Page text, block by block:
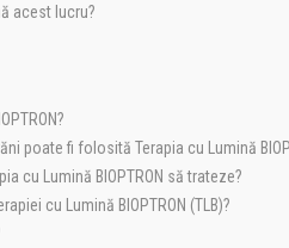
acest lucru?
poate fi folosită Terapia cu Lumină
cu Lumină BIOPTRON să trateze?
cu Lumină BIOPTRON (TLB)?